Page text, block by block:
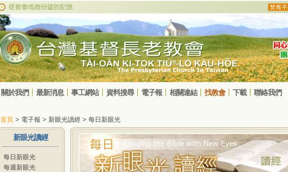
關於我們 最新消息 事工網站 資料搜尋 電子報 相關連結 找教會 下載 聯絡我們
首頁 > 電子報 > 新眼光讀經 > 每日新眼光
新眼光讀經
每日新眼光
每週新眼光